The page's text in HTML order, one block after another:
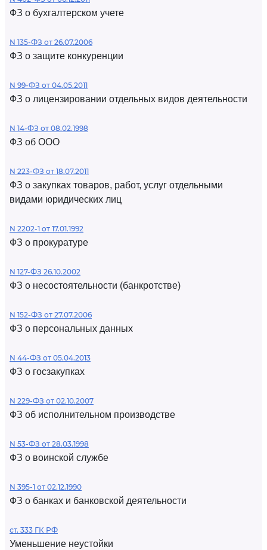
ФЗ о бухгалтерском учете
N 135-ФЗ от 26.07.2006
ФЗ о защите конкуренции
N 99-ФЗ от 04.05.2011
ФЗ о лицензировании отдельных видов деятельности
N 14-ФЗ от 08.02.1998
ФЗ об ООО
N 223-ФЗ от 18.07.2011
ФЗ о закупках товаров, работ, услуг отдельными
видами юридических лиц
N 2202-1 от 17.01.1992
ФЗ о прокуратуре
N 127-ФЗ 26.10.2002
ФЗ о несостоятельности (банкротстве)
N 152-ФЗ от 27.07.2006
ФЗ о персональных данных
N 44-ФЗ от 05.04.2013
ФЗ о госзакупках
N 229-ФЗ от 02.10.2007
ФЗ об исполнительном производстве
N 53-ФЗ от 28.03.1998
ФЗ о воинской службе
N 395-1 от 02.12.1990
ФЗ о банках и банковской деятельности
ст. 333 ГК РФ
Уменьшение неустойки